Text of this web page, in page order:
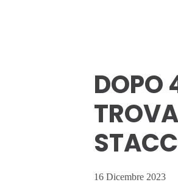
DOPO
16 Dicembre 2023